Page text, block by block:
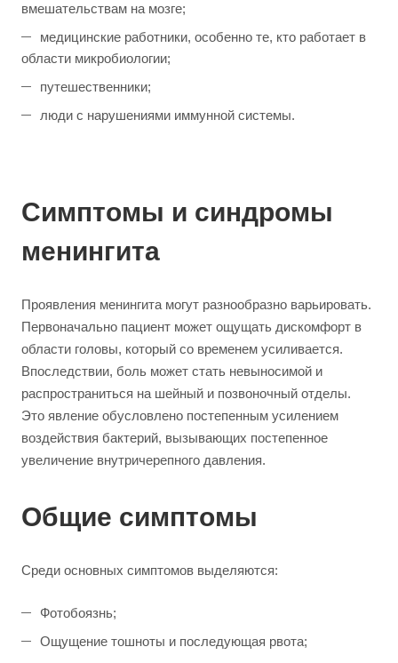
вмешательствам на мозге;
медицинские работники, особенно те, кто работает в
области микробиологии;
путешественники;
люди с нарушениями иммунной системы.
Симптомы и синдромы
менингита
Проявления менингита могут разнообразно варьировать.
Первоначально пациент может ощущать дискомфорт в
области головы, который со временем усиливается.
Впоследствии, боль может стать невыносимой и
распространиться на шейный и позвоночный отделы.
Это явление обусловлено постепенным усилением
воздействия бактерий, вызывающих постепенное
увеличение внутричерепного давления.
Общие симптомы
Среди основных симптомов выделяются:
Фотобоязнь;
Ощущение тошноты и последующая рвота;